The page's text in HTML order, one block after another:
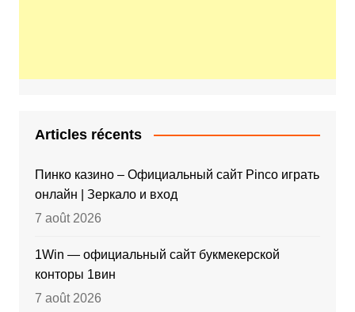
Articles récents
Пинко казино – Официальный сайт Pinco играть
онлайн | Зеркало и вход
7 août 2026
1Win — официальный сайт букмекерской
конторы 1вин
7 août 2026